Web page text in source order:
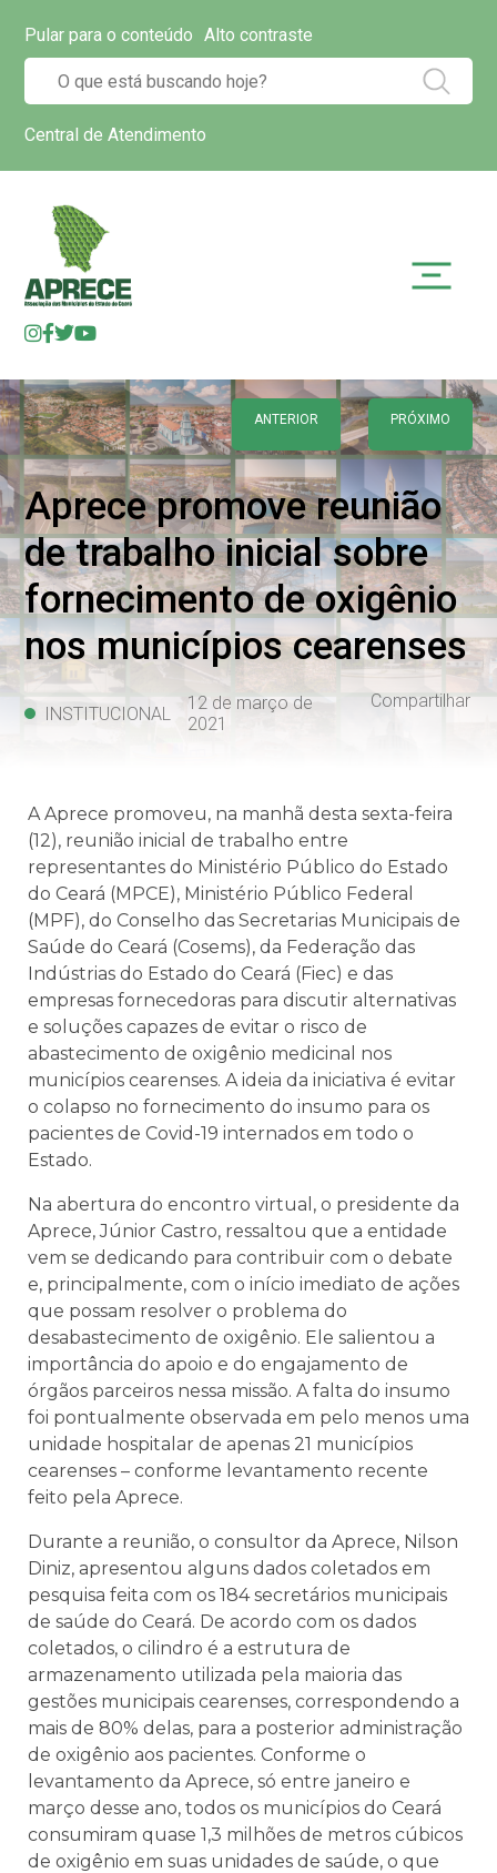
Pular para o conteúdo Alto contraste
Central de Atendimento
ANTERIOR PRÓXIMO
Aprece promove reunião
de trabalho inicial sobre
fornecimento de oxigênio
nos municípios cearenses
INSTITUCIONAL
12 de março de
2021
Compartilhar
A Aprece promoveu, na manhã desta sexta-feira
(12), reunião inicial de trabalho entre
representantes do Ministério Público do Estado
do Ceará (MPCE), Ministério Público Federal
(MPF), do Conselho das Secretarias Municipais de
Saúde do Ceará (Cosems), da Federação das
Indústrias do Estado do Ceará (Fiec) e das
empresas fornecedoras para discutir alternativas
e soluções capazes de evitar o risco de
abastecimento de oxigênio medicinal nos
municípios cearenses. A ideia da iniciativa é evitar
o colapso no fornecimento do insumo para os
pacientes de Covid-19 internados em todo o
Estado.
Na abertura do encontro virtual, o presidente da
Aprece, Júnior Castro, ressaltou que a entidade
vem se dedicando para contribuir com o debate
e, principalmente, com o início imediato de ações
que possam resolver o problema do
desabastecimento de oxigênio. Ele salientou a
importância do apoio e do engajamento de
órgãos parceiros nessa missão. A falta do insumo
foi pontualmente observada em pelo menos uma
unidade hospitalar de apenas 21 municípios
cearenses – conforme levantamento recente
feito pela Aprece.
Durante a reunião, o consultor da Aprece, Nilson
Diniz, apresentou alguns dados coletados em
pesquisa feita com os 184 secretários municipais
de saúde do Ceará. De acordo com os dados
coletados, o cilindro é a estrutura de
armazenamento utilizada pela maioria das
gestões municipais cearenses, correspondendo a
mais de 80% delas, para a posterior administração
de oxigênio aos pacientes. Conforme o
levantamento da Aprece, só entre janeiro e
março desse ano, todos os municípios do Ceará
consumiram quase 1,3 milhões de metros cúbicos
de oxigênio em suas unidades de saúde, o que